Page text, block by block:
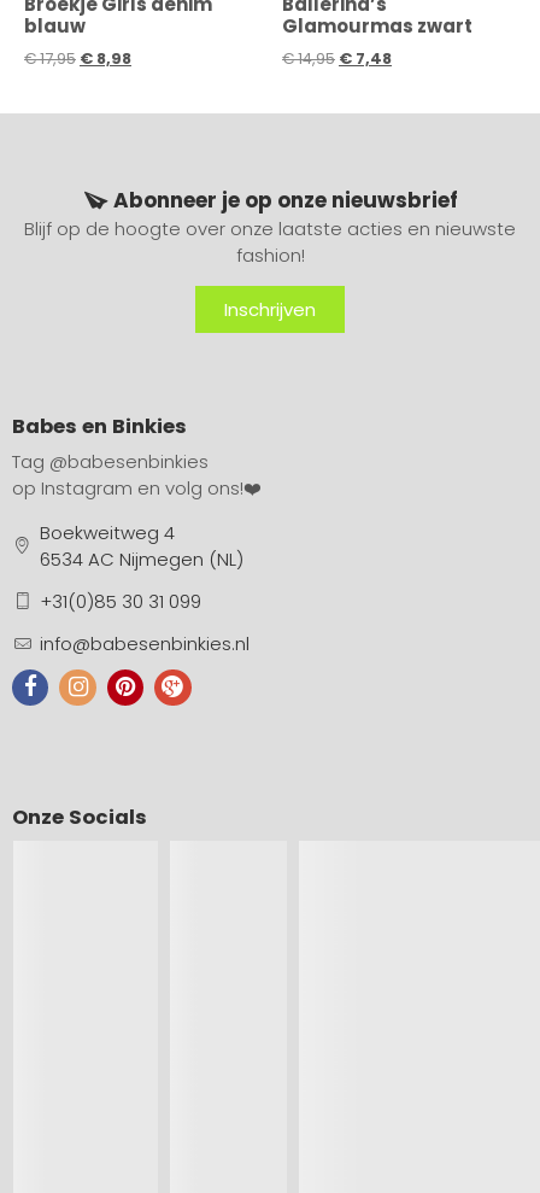
blauw
€17,95 € 8,98
Glamourmas zwart
€14,95 € 7,48
Abonneer je op onze nieuwsbrief
Blijf op de hoogte over onze laatste acties en nieuwste
fashion!
Inschrijven
Babes en Binkies
Tag @babesenbinkies
op Instagram en volg ons!❤️
Boekweitweg 4
6534 AC Nijmegen (NL)
+31(0)85 30 31 099
info@babesenbinkies.nl
Onze Socials